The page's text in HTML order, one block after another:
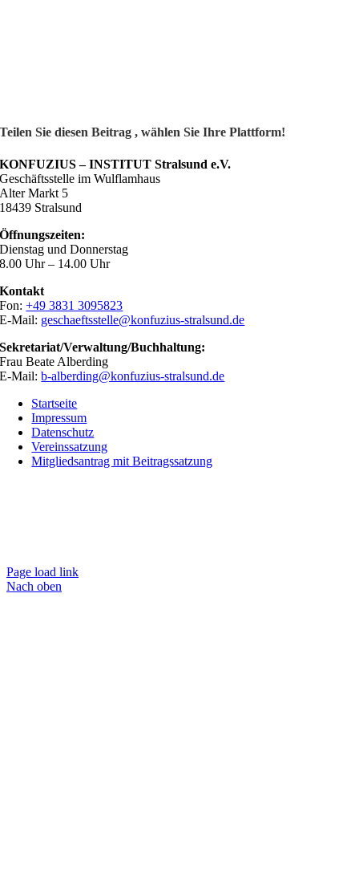
Teilen Sie diesen Beitrag , wählen Sie Ihre Plattform!
KONFUZIUS – INSTITUT Stralsund e.V.
Geschäftsstelle im Wulflamhaus
Alter Markt 5
18439 Stralsund
Öffnungszeiten:
Dienstag und Donnerstag
8.00 Uhr – 14.00 Uhr
Kontakt
Fon:+49 3831 3095823
E-Mail: geschaeftsstelle@konfuzius-stralsund.de
Sekretariat/Verwaltung/Buchhaltung:
Frau Beate Alberding
E-Mail:b-alberding@konfuzius-stralsund.de
Startseite
Impressum
Datenschutz
Vereinssatzung
Mitgliedsantrag mit Beitragssatzung
Page load link
Nach oben